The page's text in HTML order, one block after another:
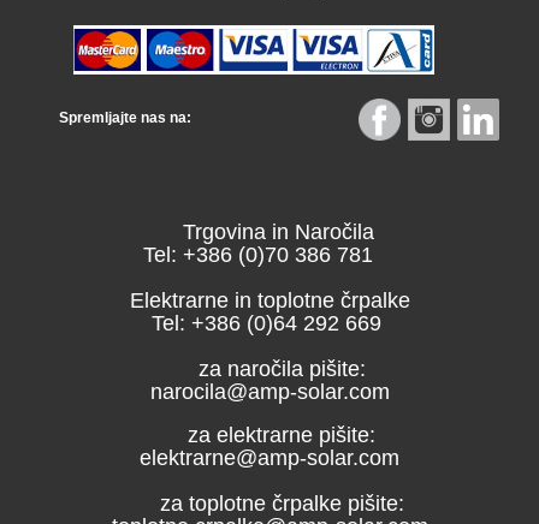
Spremljajte nas na:
Trgovina in Naročila
Tel: +386 (0)70 386 781
Elektrarne in toplotne črpalke
Tel: +386 (0)64 292 669
za naročila pišite:
narocila@amp-solar.com
za elektrarne pišite:
elektrarne@amp-solar.com
za toplotne črpalke pišite: